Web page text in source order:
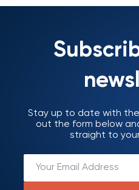
Stay up to date with the
out the form below
straight to